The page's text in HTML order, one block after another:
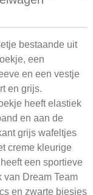
bestaande uit
een
en een vestje
en grijs.
heeft elastiek
en aan de
grijs wafeltjes
creme kleurige
een sportieve
van Dream Team
en zwarte biesjes